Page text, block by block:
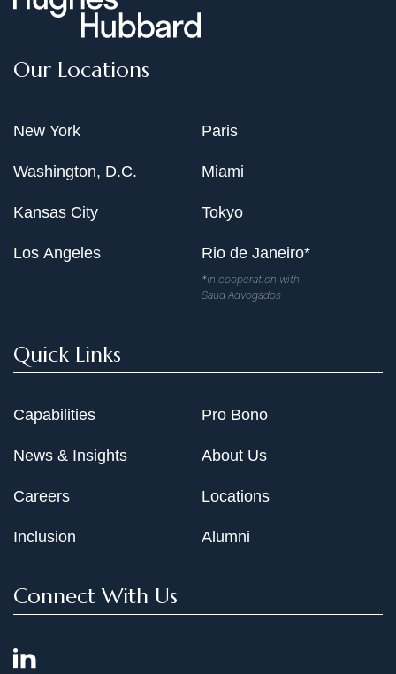
Our Locations
New York
Washington, D.C.
Kansas City
Los Angeles
Paris
Miami
Tokyo
Rio de Janeiro*
*In cooperation with
Saud Advogados
Quick Links
Capabilities
News & Insights
Careers
Inclusion
Pro Bono
About Us
Locations
Alumni
Connect With Us